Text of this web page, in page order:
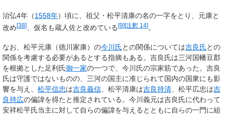
治弘4年（1558年）頃に、祖父・松平清康の名の一字をとり、 元康と
改め[38] 、仮名も蔵人佐と改めている[9][注釈 14]。
なお、松平元康（徳川家康）の今川氏との関係については吉良氏との
関係を考慮する必要があるとする指摘もある。吉良氏は三河国幡豆郡
を根拠とした足利氏御一家の一つで、今川氏の宗家筋であった。吉良
氏は守護ではないものの、三河の国主に准じられて国内の国衆にも影
響を与え、 松平信忠は吉良義信 、松平清康は吉良持清 、松平広忠は吉
良持広の偏諱を得たと推定されている。今川義元は吉良氏に代わって
安祥松平氏当主に対して自らの偏諱を与えるとともに自らの一門に組